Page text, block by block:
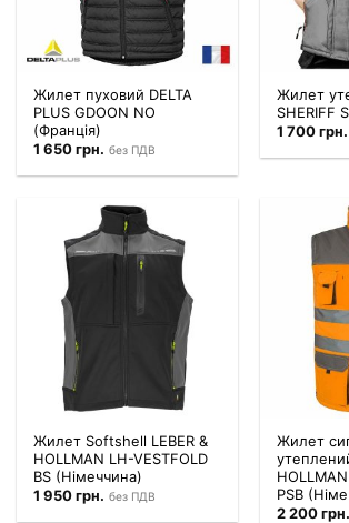
Жилет пуховий DELTA
PLUS GDOON NO
(Франція)
1 650грн. без ПДВ
Жилет
SHERIFF
1 700грн.
Жилет Softshell LEBER &
HOLLMAN LH-VESTFOLD
BS (Німеччина)
1 950грн. без ПДВ
Жилет
PSB
2 200грн.